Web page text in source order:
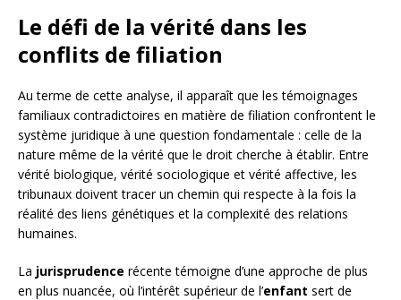
Le défi de la vérité dans les
conflits de filiation
Au terme de cette analyse, il apparaît que les témoignages
familiaux contradictoires en matière de filiation confrontent le
système juridique à une question fondamentale : celle de la
nature même de la vérité que le droit cherche à établir. Entre
vérité biologique, vérité sociologique et vérité affective, les
tribunaux doivent tracer un chemin qui respecte à la fois la
réalité des liens génétiques et la complexité des relations
humaines.
La jurisprudence récente témoigne d’une approche de plus
en plus nuancée, où l’intérêt supérieur de l’enfant sert de